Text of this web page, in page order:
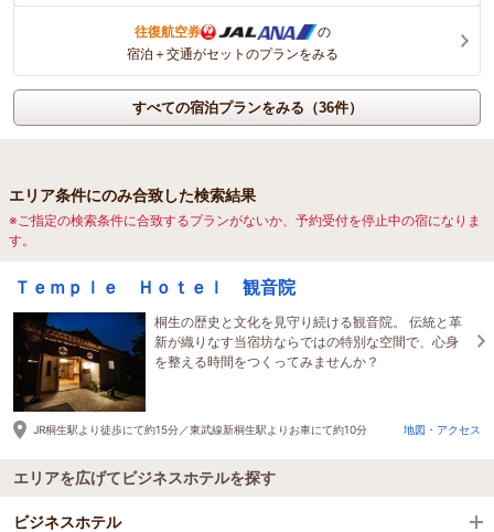
往復航空券
の
宿泊＋交通がセットのプランをみる
すべての宿泊プランをみる（36件）
エリア条件にのみ合致した検索結果
※ご指定の検索条件に合致するプランがないか、予約受付を停止中の宿になりま
す。
Ｔｅｍｐｌｅ Ｈｏｔｅｌ 観音院
桐生の歴史と文化を見守り続ける観音院。 伝統と革
新が織りなす当宿坊ならではの特別な空間で、心身
を整える時間をつくってみませんか？
JR桐生駅より徒歩にて約15分／東武線新桐生駅よりお車にて約10分 地図・アクセス
エリアを広げてビジネスホテルを探す
ビジネスホテル